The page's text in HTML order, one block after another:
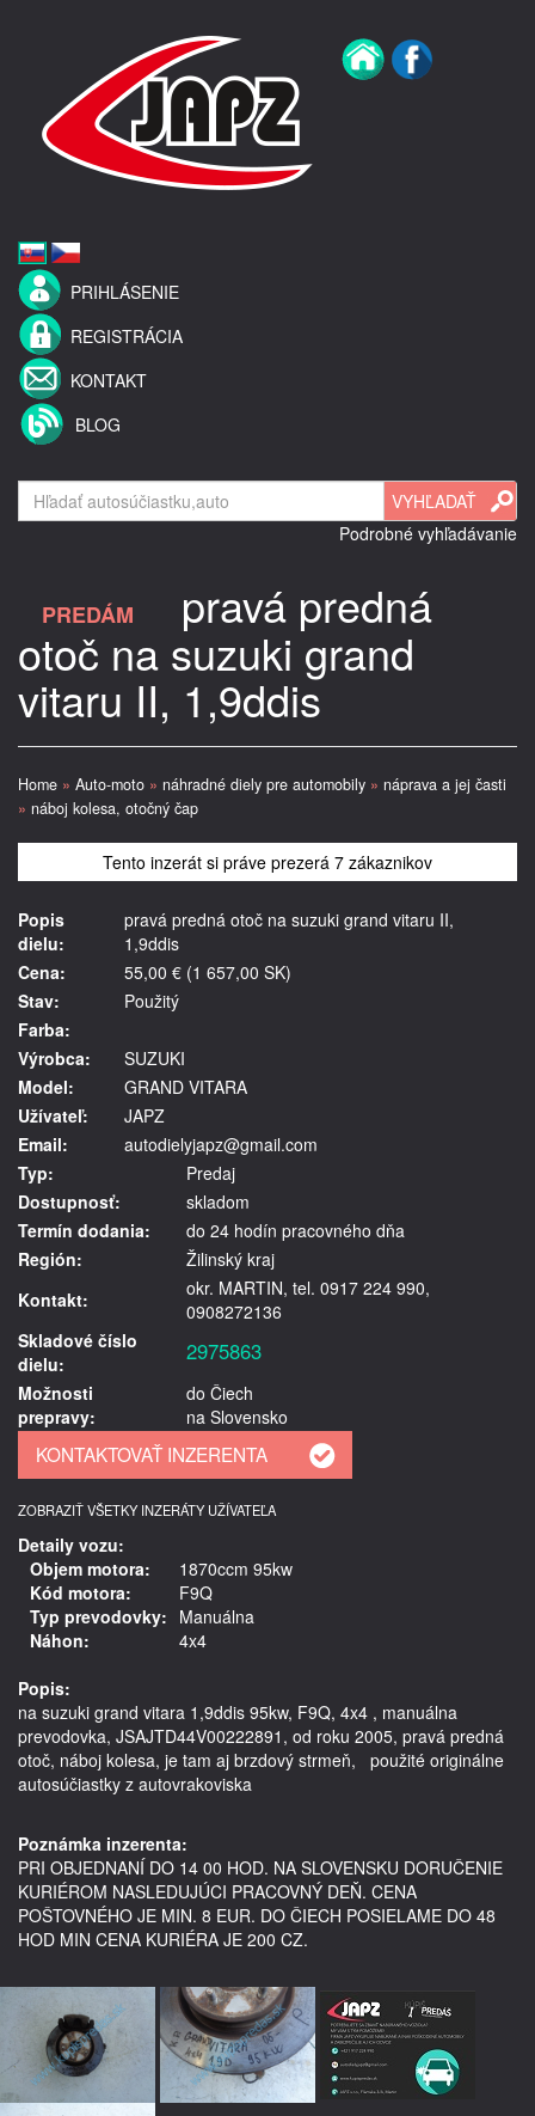
PRIHLÁSENIE
REGISTRÁCIA
KONTAKT
BLOG
Podrobné vyhľadávanie
PREDÁM pravá predná
otoč na suzuki grand
vitaru II, 1,9ddis
Home » Auto-moto » náhradné diely pre automobily » náprava a jej časti
» náboj kolesa, otočný čap
Tento inzerát si práve prezerá 7 zákaznikov
Popis
dielu:
pravá predná otoč na suzuki grand vitaru II,
1,9ddis
Cena:
55,00 € (1 657,00 SK)
Stav:
Použitý
Farba:
Výrobca:
SUZUKI
Model:
GRAND VITARA
Užívateľ:
JAPZ
Email:
autodielyjapz@gmail.com
Typ:
Predaj
Dostupnosť:
skladom
Termín dodania:
do 24 hodín pracovného dňa
Región:
Žilinský kraj
Kontakt:
okr. MARTIN, tel. 0917 224 990,
0908272136
Skladové číslo
dielu:
2975863
Možnosti
prepravy:
do Čiech
na Slovensko
ZOBRAZIŤ VŠETKY INZERÁTY UŽÍVATEĽA
Detaily vozu:
Objem motora:
1870ccm 95kw
Kód motora:
F9Q
Typ prevodovky: Manuálna
Náhon:
4x4
Popis:
na suzuki grand vitara 1,9ddis 95kw, F9Q, 4x4 , manuálna
prevodovka, JSAJTD44V00222891, od roku 2005, pravá predná
otoč, náboj kolesa, je tam aj brzdový strmeň,   použité originálne
autosúčiastky z autovrakoviska
Poznámka inzerenta:
PRI OBJEDNANÍ DO 14 00 HOD. NA SLOVENSKU DORUČENIE
KURIÉROM NASLEDUJÚCI PRACOVNÝ DEŇ. CENA
POŠTOVNÉHO JE MIN. 8 EUR. DO ČIECH POSIELAME DO 48
HOD MIN CENA KURIÉRA JE 200 CZ.